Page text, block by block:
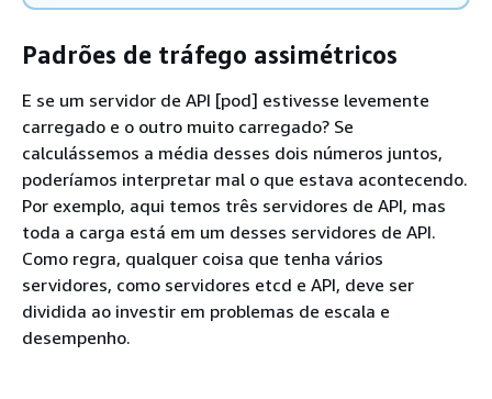
Padrões de tráfego assimétricos
E se um servidor de API [pod] estivesse levemente
carregado e o outro muito carregado? Se
calculássemos a média desses dois números juntos,
poderíamos interpretar mal o que estava acontecendo.
Por exemplo, aqui temos três servidores de API, mas
toda a carga está em um desses servidores de API.
Como regra, qualquer coisa que tenha vários
servidores, como servidores etcd e API, deve ser
dividida ao investir em problemas de escala e
desempenho.